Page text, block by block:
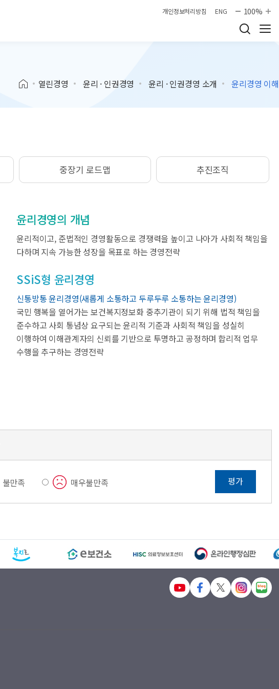
개인정보처리방침 ENG 100%
열린경영 윤리 · 인권경영 윤리 · 인권경영 소개 윤리경영 이해
중장기 로드맵 추진조직
윤리경영의 개념
윤리적이고, 준법적인 경영활동으로 경쟁력을 높이고 나아가 사회적 책임을
다하며 지속 가능한 성장을 목표로 하는 경영전략
SSiS형 윤리경영
신통방통 윤리경영(새롭게 소통하고 두루두루 소통하는 윤리경영)
국민 행복을 열어가는 보건복지정보화 중추기관이 되기 위해 법적 책임을
준수하고 사회 통념상 요구되는 윤리적 기준과 사회적 책임을 성실히
이행하여 이해관계자의 신뢰를 기반으로 투명하고 공정하며 합리적 업무
수행을 추구하는 경영전략
불만족 매우불만족 평가